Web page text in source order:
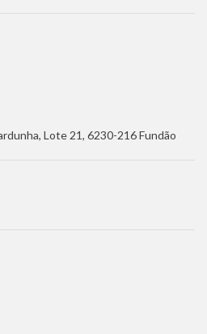
Lote 21, 6230-216 Fundão